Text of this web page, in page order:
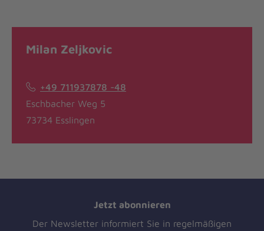
Milan Zeljkovic
+49 711937878 -48
Eschbacher Weg 5
73734 Esslingen
Jetzt abonnieren
Der Newsletter informiert Sie in regelmäßigen